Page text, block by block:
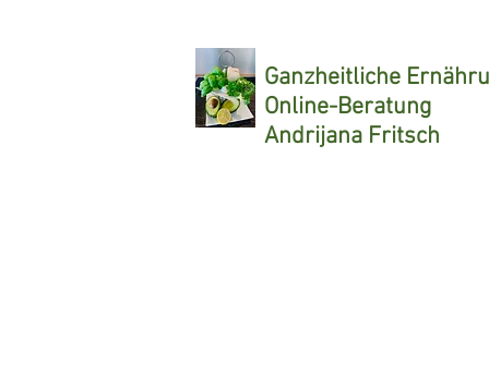
Ganzheitliche
Online-Beratung
Andrijana Fritsch